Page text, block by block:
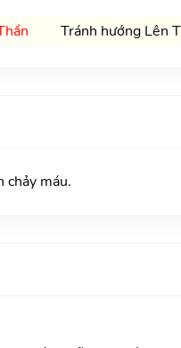
Tránh hướng Lên
chảy máu.